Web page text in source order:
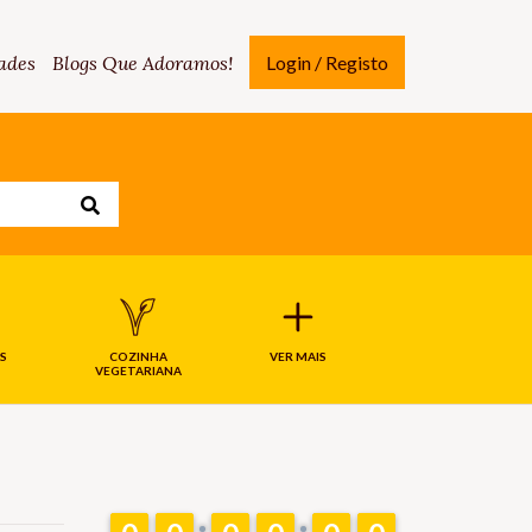
Blogs Que Adoramos! Login / Registo
COZINHA
VEGETARIANA
VER MAIS